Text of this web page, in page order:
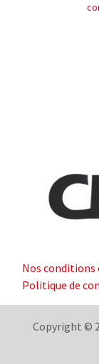
Nos
Politique de
Copyright ©